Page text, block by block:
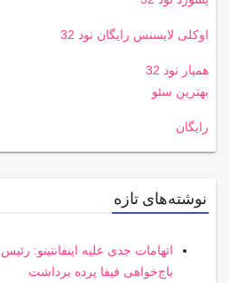
اوکلی لایسنس رایگان نود 32
همیار نود 32
بهترین سئو
رایگان
نوشته‌های تازه
اتهامات جدی علیه اینفانتینو:
باج‌خواهی فیفا پرده برداشت